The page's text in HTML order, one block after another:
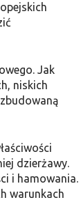
Jak
niskich
dzierżawy.
i hamowania.
warunkach